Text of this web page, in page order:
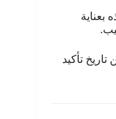
بعناية
10 أيام عمل من تاريخ تأكيد